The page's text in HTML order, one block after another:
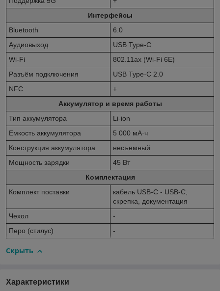
Интерфейсы
Bluetooth
6.0
Аудиовыход
USB Type-C
Wi-Fi
802.11ax (Wi-Fi 6E)
Разъём подключения
USB Type-C 2.0
NFC
+
Аккумулятор и время работы
Тип аккумулятора
Li-ion
Емкость аккумулятора
5 000 мА·ч
Конструкция аккумулятора
несъемный
Мощность зарядки
45 Вт
Комплектация
Комплект поставки
кабель USB-C - USB-C,
скрепка, документация
Чехол
-
Перо (стилус)
-
Скрыть
Характеристики